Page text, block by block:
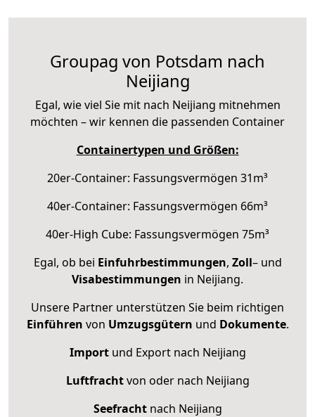
Groupag von Potsdam nach
Neijiang
Egal, wie viel Sie mit nach Neijiang mitnehmen
möchten – wir kennen die passenden Container
Containertypen und Größen:
20er-Container: Fassungsvermögen 31m³
40er-Container: Fassungsvermögen 66m³
40er-High Cube: Fassungsvermögen 75m³
Egal, ob bei Einfuhrbestimmungen, Zoll– und
Visabestimmungen in Neijiang.
Unsere Partner unterstützen Sie beim richtigen
Einführen von Umzugsgütern und Dokumente.
Importund Export nach Neijiang
Luftfrachtvon oder nach Neijiang
Seefrachtnach Neijiang